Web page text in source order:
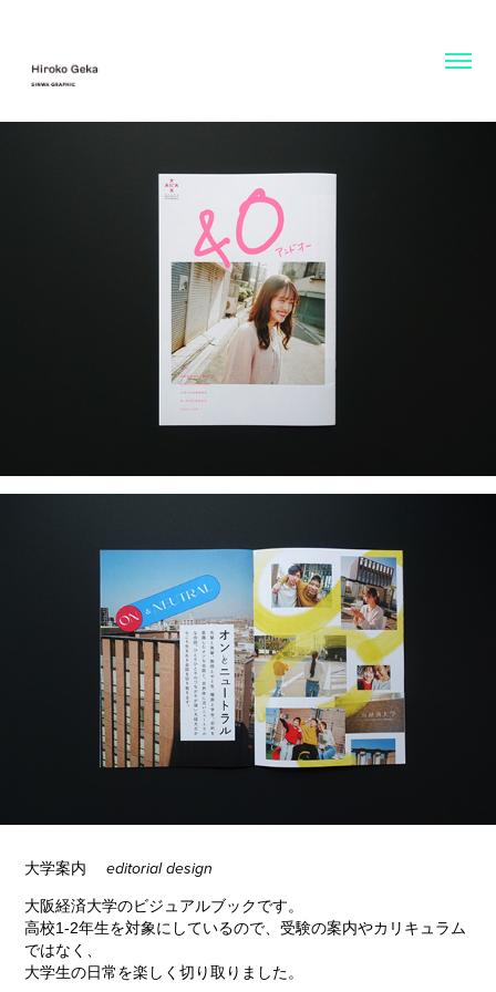
大学案内 editorial design
大阪経済大学のビジュアルブックです。
高校1-2年生を対象にしているので、受験の案内やカリキュラム
ではなく、
大学生の日常を楽しく切り取りました。